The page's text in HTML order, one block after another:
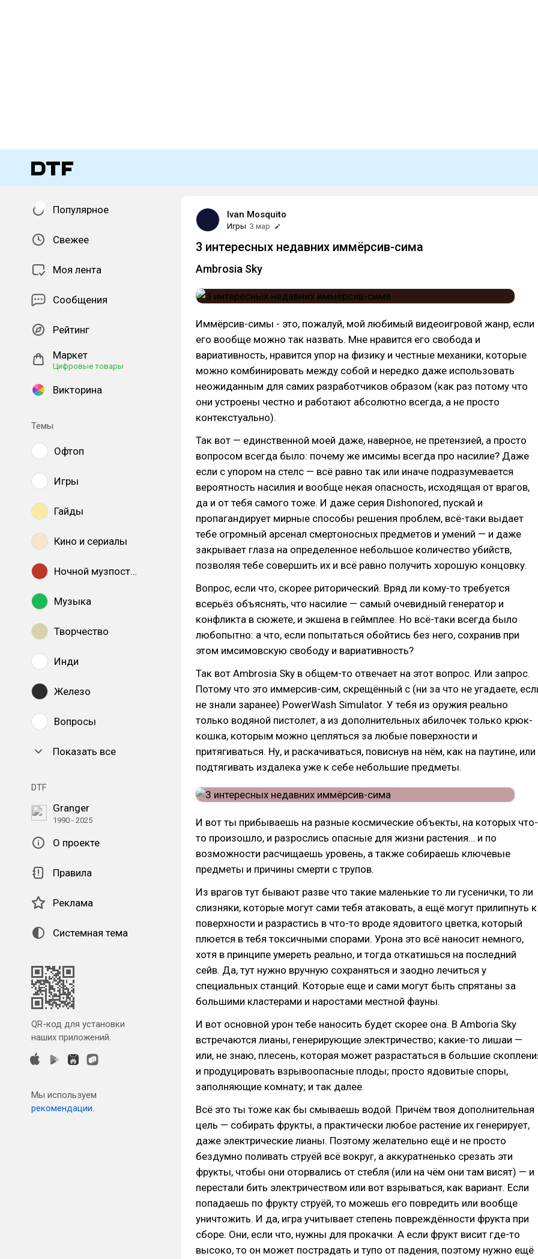
Популярное
Свежее
Моя лента
Сообщения
Рейтинг
Маркет
Цифровые товары
Викторина
Темы
Офтоп
Игры
Гайды
Кино и сериалы
Ночной музпостинг
Музыка
Творчество
Инди
Железо
Вопросы
Показать все
DTF
Granger
1990 - 2025
О проекте
Правила
Реклама
Системная тема
QR-код для установки
наших приложений.
Мы используем
рекомендации.
Ivan Mosquito
Игры 3 мар
3 интересных недавних иммёрсив-сима
Ambrosia Sky
Иммёрсив-симы - это, пожалуй, мой любимый видеоигровой жанр, если
его вообще можно так назвать. Мне нравится его свобода и
вариативность, нравится упор на физику и честные механики, которые
можно комбинировать между собой и нередко даже использовать
неожиданным для самих разработчиков образом (как раз потому что
они устроены честно и работают абсолютно всегда, а не просто
контекстуально).
Так вот — единственной моей даже, наверное, не претензией, а просто
вопросом всегда было: почему же имсимы всегда про насилие? Даже
если с упором на стелс — всё равно так или иначе подразумевается
вероятность насилия и вообще некая опасность, исходящая от врагов,
да и от тебя самого тоже. И даже серия Dishonored, пускай и
пропагандирует мирные способы решения проблем, всё-таки выдает
тебе огромный арсенал смертоносных предметов и умений — и даже
закрывает глаза на определенное небольшое количество убийств,
позволяя тебе совершить их и всё равно получить хорошую концовку.
Вопрос, если что, скорее риторический. Вряд ли кому-то требуется
всерьёз объяснять, что насилие — самый очевидный генератор и
конфликта в сюжете, и экшена в геймплее. Но всё-таки всегда было
любопытно: а что, если попытаться обойтись без него, сохранив при
этом имсимовскую свободу и вариативность?
Так вот Ambrosia Sky в общем-то отвечает на этот вопрос. Или запрос.
Потому что это иммерсив-сим, скрещённый с (ни за что не угадаете,
не знали заранее) PowerWash Simulator. У тебя из оружия реально
только водяной пистолет, а из дополнительных абилочек только крюк-
кошка, которым можно цепляться за любые поверхности и
притягиваться. Ну, и раскачиваться, повиснув на нём, как на паутине, или
подтягивать издалека уже к себе небольшие предметы.
И вот ты прибываешь на разные космические объекты, на которых что-
то произошло, и разрослись опасные для жизни растения… и по
возможности расчищаешь уровень, а также собираешь ключевые
предметы и причины смерти с трупов.
Из врагов тут бывают разве что такие маленькие то ли гусенички, то ли
слизняки, которые могут сами тебя атаковать, а ещё могут прилипнуть к
поверхности и разрастись в что-то вроде ядовитого цветка, который
плюется в тебя токсичными спорами. Урона это всё наносит немного,
хотя в принципе умереть реально, и тогда откатишься на последний
сейв. Да, тут нужно вручную сохраняться и заодно лечиться у
специальных станций. Которые еще и сами могут быть спрятаны за
большими кластерами и наростами местной фауны.
И вот основной урон тебе наносить будет скорее она. В Amboria Sky
встречаются лианы, генерирующие электричество; какие-то лишаи —
или, не знаю, плесень, которая может разрастаться в большие
и продуцировать взрывоопасные плоды; просто ядовитые споры,
заполняющие комнату; и так далее.
Всё это ты тоже как бы смываешь водой. Причём твоя дополнительная
цель — собирать фрукты, а практически любое растение их генерирует,
даже электрические лианы. Поэтому желательно ещё и не просто
бездумно поливать струёй всё вокруг, а аккуратненько срезать эти
фрукты, чтобы они оторвались от стебля (или на чём они там висят) — и
перестали бить электричеством или вот взрываться, как вариант. Если
попадаешь по фрукту струёй, то можешь его повредить или вообще
уничтожить. И да, игра учитывает степень повреждённости фрукта при
сборе. Они, если что, нужны для прокачки. А если фрукт висит где-то
высоко, то он может пострадать и тупо от падения, поэтому нужно ещё